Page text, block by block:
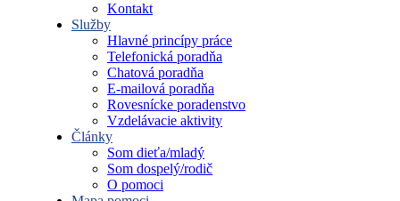
Kontakt
Služby
Hlavné princípy práce
Telefonická poradňa
Chatová poradňa
E-mailová poradňa
Rovesnícke poradenstvo
Vzdelávacie aktivity
Články
Som dieťa/mladý
Som dospelý/rodič
O pomoci